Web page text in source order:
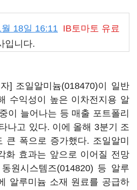
18일 16:11 IB토마토 유료
입니다.
] 조일알미늄(018470)이 일반
수익성이 높은 이차전지용 알
이 늘어나는 등 매출 포트폴리
나고 있다. 이에 올해 3분기 조
큰 폭으로 증가했다. 조일알미
화 효과는 앞으로 이어질 전망
동원시스템즈(014820) 등 알루
알루미늄 소재 원료를 공급하